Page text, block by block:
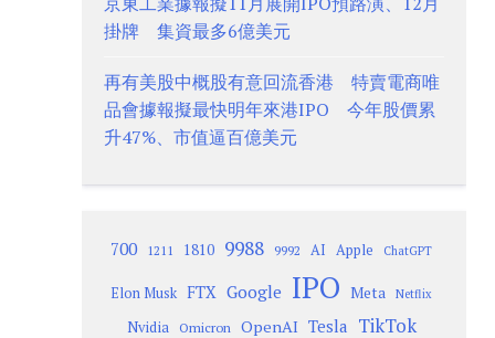
掛牌 集資最多6億美元
再有美股中概股有意回流香港 特賣電商唯
品會據報擬最快明年來港IPO 今年股價累
升47%、市值逼百億美元
700 1211 1810 9988 9992 AI Apple ChatGPT
Elon Musk FTX Google IPO Meta Netflix
Nvidia Omicron OpenAI Tesla TikTok